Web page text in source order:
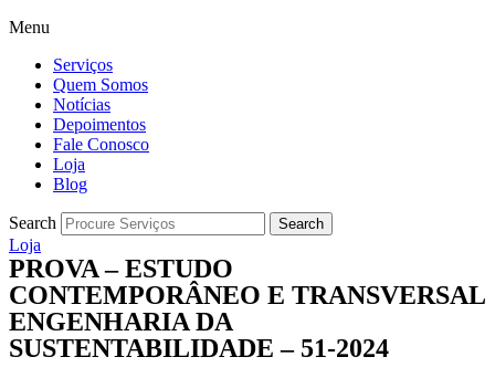
Menu
Serviços
Quem Somos
Notícias
Depoimentos
Fale Conosco
Loja
Blog
Search Search
Loja
PROVA – ESTUDO
CONTEMPORÂNEO E TRANSVERSAL
ENGENHARIA DA
SUSTENTABILIDADE – 51-2024